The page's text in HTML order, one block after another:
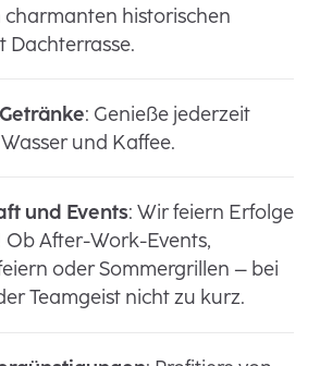
charmanten historischen
Dachterrasse.
: Genieße jederzeit
und Kaffee.
und Events: Wir feiern Erfolge
Ob After-Work-Events,
oder Sommergrillen – bei
Teamgeist nicht zu kurz.